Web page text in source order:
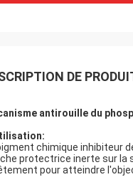
DE
antirouille du
chimique inhibiteur
protectrice inerte sur la
pour atteindre